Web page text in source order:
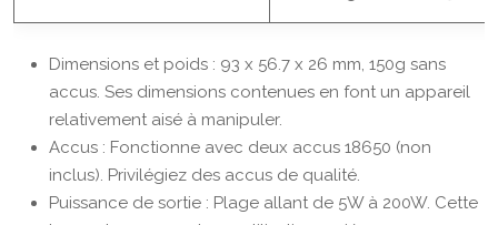
Dimensions et poids : 93 x 56.7 x 26 mm, 150g sans
accus. Ses dimensions contenues en font un appareil
relativement aisé à manipuler.
Accus : Fonctionne avec deux accus 18650 (non
inclus). Privilégiez des accus de qualité.
Puissance de sortie : Plage allant de 5W à 200W. Cette